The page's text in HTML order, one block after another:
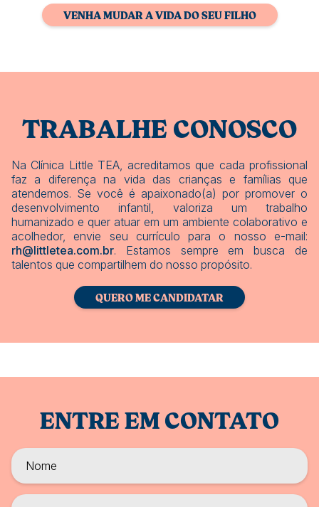
VENHA MUDAR A VIDA DO SEU FILHO
TRABALHE CONOSCO
Na Clínica Little TEA, acreditamos que cada profissional
faz a diferença na vida das crianças e famílias que
atendemos. Se você é apaixonado(a) por promover o
desenvolvimento infantil, valoriza um trabalho
humanizado e quer atuar em um ambiente colaborativo e
acolhedor, envie seu currículo para o nosso e-mail:
rh@littletea.com.br. Estamos sempre em busca de
talentos que compartilhem do nosso propósito.
QUERO ME CANDIDATAR
ENTRE EM CONTATO